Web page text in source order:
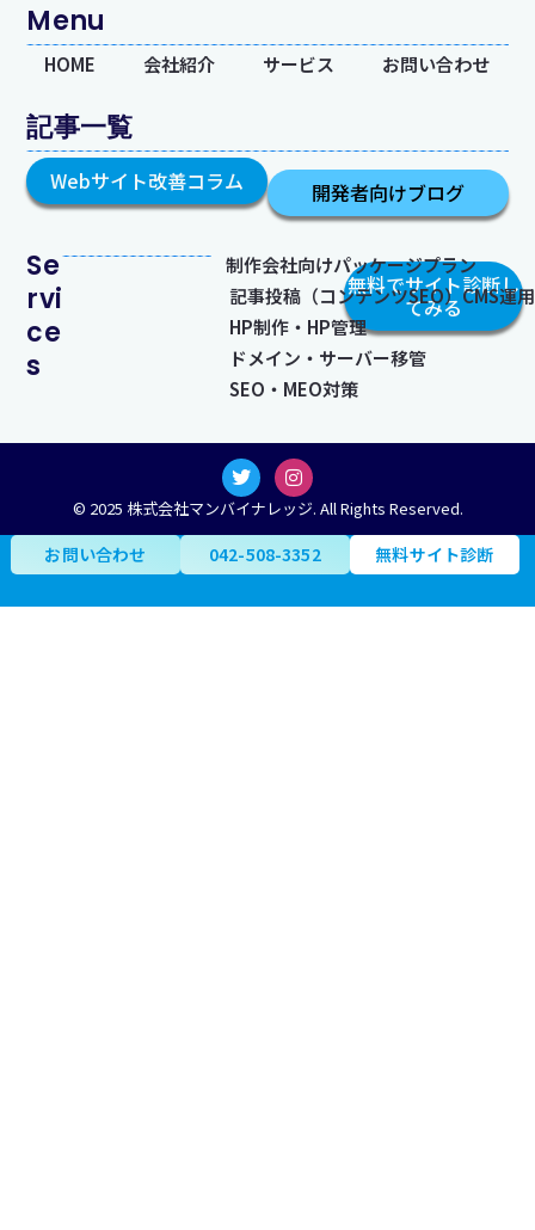
Menu
HOME 会社紹介 サービス お問い合わせ
記事一覧
Webサイト改善コラム 開発者向けブログ
Se
rvi
ce
s
制作会社向けパッケージプラン
記事投稿（コンテンツSEO）CMS運用​
HP制作・HP管理
ドメイン・サーバー移管
SEO・MEO対策
無料でサイト診断し
てみる
T
w
i
t
t
e
r
I
n
s
t
a
g
r
a
© 2025 株式会社マンバイナレッジ. All Rights Reserved.
お問い合わせ 042-508-3352 無料サイト診断